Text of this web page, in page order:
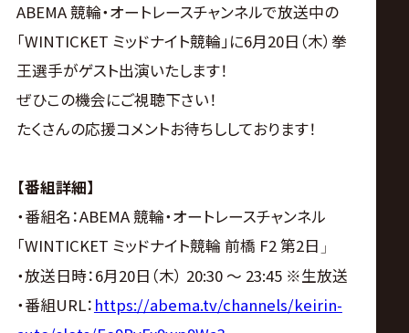
ノ
ア
公
式
サ
イ
ABEMA 競輪・オートレースチャンネルで放送中の
「WINTICKET ミッドナイト競輪」に6月20日（木）拳
王選手がゲスト出演いたします！
ぜひこの機会にご視聴下さい！
たくさんの応援コメントお待ちししております！
【番組詳細】
・番組名：ABEMA 競輪・オートレースチャンネル
「WINTICKET ミッドナイト競輪 前橋 F2 第2日 」
・放送日時：6月20日（木） 20:30 〜 23:45 ※生放送
・番組URL： https://abema.tv/channels/keirin-